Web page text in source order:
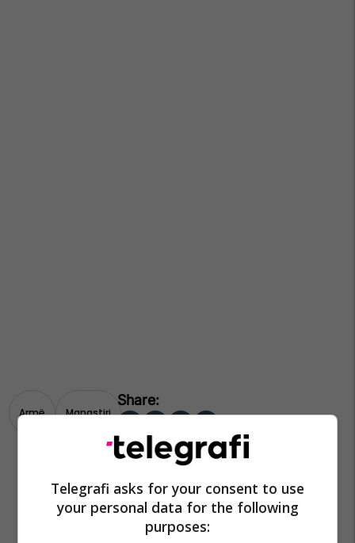
Armë Manastiri
Telegrafi asks for your consent to use
your personal data for the following
purposes: